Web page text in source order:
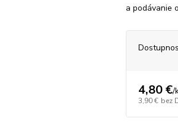
a podávanie
4,80 €/
3,90 € bez